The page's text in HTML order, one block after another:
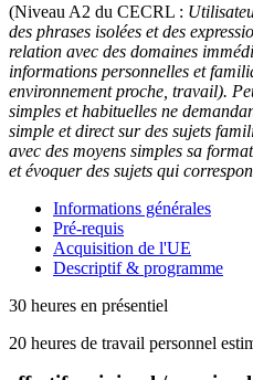
(Niveau A2 du CECRL :
des phrases isolées et des
relation avec des domaines
informations personnelles et
environnement proche, travail).
simples et habituelles ne
simple et direct sur des sujets
avec des moyens simples sa
et évoquer des sujets qui
Informations générales
Pré-requis
Acquisition de l'UE
Descriptif & programme
30 heures en présentiel
20 heures de travail personnel